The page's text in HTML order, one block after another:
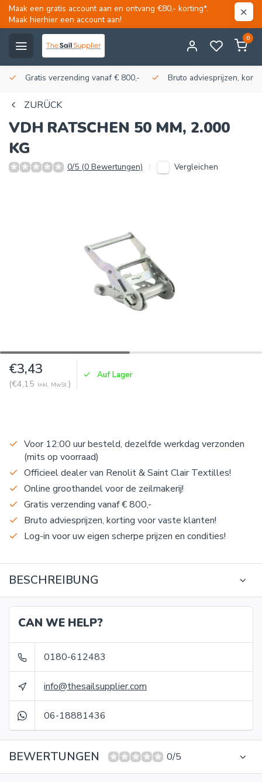
Maak een gratis account aan en ontvang €80,- korting*.
Maak hierhier een account aan!
0
Gratis verzending vanaf € 800,- Bruto adviesprijzen,
ZURÜCK
VDH RATSCHEN 50 MM, 2.000
KG
0/5 (0 Bewertungen) Vergleichen
€3,43
(€4,15 Inkl. MwSt.)
Auf Lager
Voor 12:00 uur besteld, dezelfde werkdag verzonden
(mits op voorraad)
Officieel dealer van Renolit & Saint Clair Textilles!
Online groothandel voor de zeilmakerij!
Gratis verzending vanaf € 800,-
Bruto adviesprijzen, korting voor vaste klanten!
Log-in voor uw eigen scherpe prijzen en condities!
BESCHREIBUNG
CAN WE HELP?
0180-612483
info@thesailsupplier.com
06-18881436
BEWERTUNGEN 0/5